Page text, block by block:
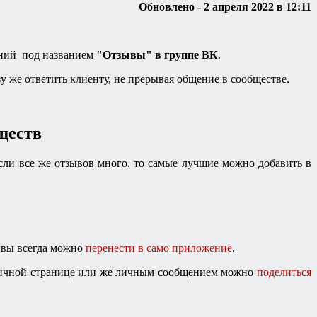
Обновлено - 2 апреля 2022 в 12:11
под названием "Отзывы" в группе ВК.
же ответить клиенту, не прерывая общение в сообществе.
все же отзывов много, то самые лучшие можно добавить в
всегда можно перенести в само приложение.
странице или же личным сообщением можно поделиться